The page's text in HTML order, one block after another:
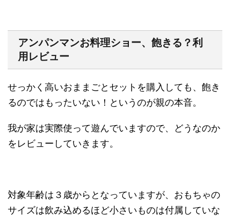
アンパンマンお料理ショー、飽きる？利
用レビュー
せっかく高いおままごとセットを購入しても、飽き
るのではもったいない！というのが親の本音。
我が家は実際使って遊んでいますので、どうなのか
をレビューしていきます。
対象年齢は３歳からとなっていますが、おもちゃの
サイズは飲み込めるほど小さいものは付属していな